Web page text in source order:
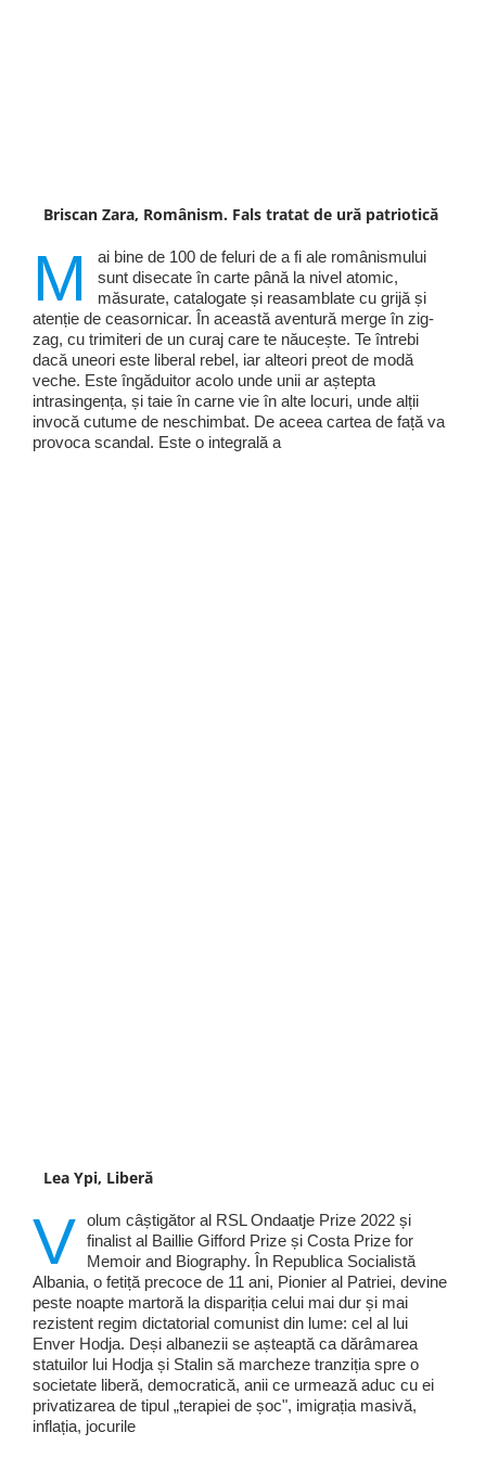
Briscan Zara, Românism. Fals tratat de ură patriotică
M
ai bine de 100 de feluri de a fi ale românismului
sunt disecate în carte până la nivel atomic,
măsurate, catalogate și reasamblate cu grijă și
atenție de ceasornicar. În această aventură merge în zig-
zag, cu trimiteri de un curaj care te năucește. Te întrebi
dacă uneori este liberal rebel, iar alteori preot de modă
veche. Este îngăduitor acolo unde unii ar aștepta
intrasingența, și taie în carne vie în alte locuri, unde alții
invocă cutume de neschimbat. De aceea cartea de față va
provoca scandal. Este o integrală a
Lea Ypi, Liberă
V olum câștigător al RSL Ondaatje Prize 2022 și
finalist al Baillie Gifford Prize și Costa Prize for
Memoir and Biography. În Republica Socialistă
Albania, o fetiță precoce de 11 ani, Pionier al Patriei, devine
peste noapte martoră la dispariția celui mai dur și mai
rezistent regim dictatorial comunist din lume: cel al lui
Enver Hodja. Deși albanezii se așteaptă ca dărâmarea
statuilor lui Hodja și Stalin să marcheze tranziția spre o
societate liberă, democratică, anii ce urmează aduc cu ei
privatizarea de tipul „terapiei de șoc", imigrația masivă,
inflația, jocurile